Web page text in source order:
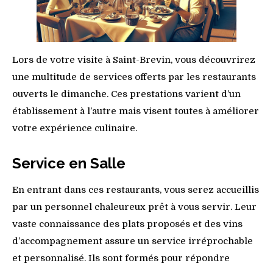
Lors de votre visite à Saint-Brevin, vous découvrirez
une multitude de services offerts par les restaurants
ouverts le dimanche. Ces prestations varient d’un
établissement à l’autre mais visent toutes à améliorer
votre expérience culinaire.
Service en Salle
En entrant dans ces restaurants, vous serez accueillis
par un personnel chaleureux prêt à vous servir. Leur
vaste connaissance des plats proposés et des vins
d’accompagnement assure un service irréprochable
et personnalisé. Ils sont formés pour répondre